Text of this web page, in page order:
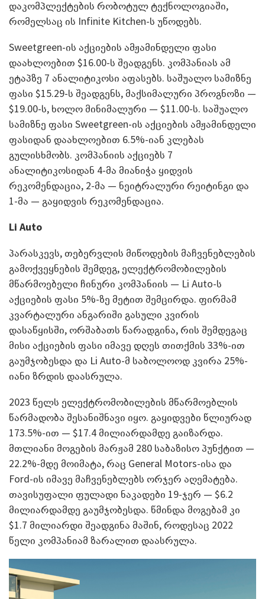
დაკომპლექტების რობოტულ ტექნოლოგიაში,
რომელსაც ის Infinite Kitchen-ს უწოდებს.
Sweetgreen-ის აქციების ამჟამინდელი ფასი
დაახლოებით $16.00-ს შეადგენს. კომპანიას ამ
ეტაპზე 7 ანალიტიკოსი აფასებს. საშუალო სამიზნე
ფასი $15.29-ს შეადგენს, მაქსიმალური პროგნოზი —
$19.00-ს, ხოლო მინიმალური — $11.00-ს. საშუალო
სამიზნე ფასი Sweetgreen-ის აქციების ამჟამინდელი
ფასიდან დაახლოებით 6.5%-იან კლებას
გულისხმობს. კომპანიის აქციებს 7
ანალიტიკოსიდან 4-მა მიანიჭა ყიდვის
რეკომენდაცია, 2-მა — ნეიტრალური რეიტინგი და
1-მა — გაყიდვის რეკომენდაცია.
Li Auto
პარასკევს, თებერვლის მიწოდების მაჩვენებლების
გამოქვეყნების შემდეგ, ელექტრომობილების
მწარმოებელი ჩინური კომპანიის — Li Auto-ს
აქციების ფასი 5%-ზე მეტით შემცირდა. ფირმამ
კვარტალური ანგარიში გასული კვირის
დასაწყისში, ორშაბათს წარადგინა, რის შემდეგაც
მისი აქციების ფასი იმავე დღეს თითქმის 33%-ით
გაუმჯობესდა და Li Auto-მ საბოლოოდ კვირა 25%-
იანი ზრდის დაასრულა.
2023 წელს ელექტრომობილების მწარმოებლის
წარმადობა შესანიშნავი იყო. გაყიდვები წლიურად
173.5%-ით — $17.4 მილიარდამდე გაიზარდა.
მთლიანი მოგების მარჟამ 280 საბაზისო პუნქტით —
22.2%-მდე მოიმატა, რაც General Motors-ისა და
Ford-ის იმავე მაჩვენებლებს ორჯერ აღემატება.
თავისუფალი ფულადი ნაკადები 19-ჯერ — $6.2
მილიარდამდე გაუმჯობესდა. წმინდა მოგებამ კი
$1.7 მილიარდი შეადგინა მაშინ, როდესაც 2022
წელი კომპანიამ ზარალით დაასრულა.